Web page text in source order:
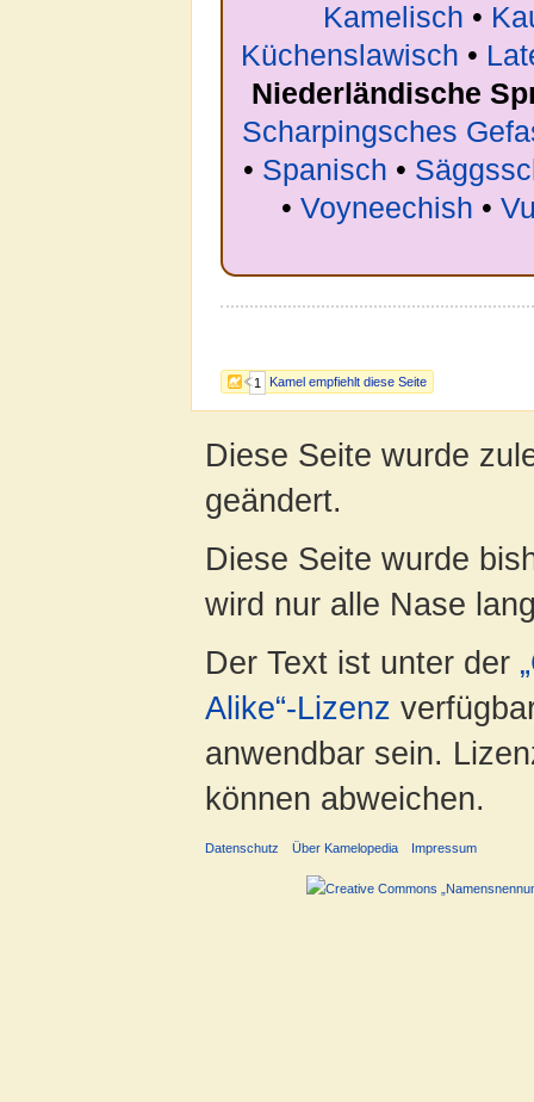
1 Kamel empfiehlt diese Seite
Kamelisch •
Küchenslawisch •
Niederländische
Scharpingsches
• Spanisch •
• Voyneechish •
Diese Seite wurde
geändert.
Diese Seite wurde
wird nur alle Nase
Der Text ist unter der
Alike“-Lizenz
anwendbar sein.
können abweichen.
Datenschutz Über Kamelopedia Impressum